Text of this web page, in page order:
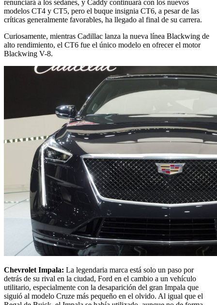
renunciará a los sedanes, y Caddy continuará con los nuevos
modelos CT4 y CT5, pero el buque insignia CT6, a pesar de las
críticas generalmente favorables, ha llegado al final de su carrera.
Curiosamente, mientras Cadillac lanza la nueva línea Blackwing de
alto rendimiento, el CT6 fue el único modelo en ofrecer el motor
Blackwing V-8.
Chevrolet Impala: La legendaria marca está solo un paso por
detrás de su rival en la ciudad, Ford en el cambio a un vehículo
utilitario, especialmente con la desaparición del gran Impala que
siguió al modelo Cruze más pequeño en el olvido. Al igual que el